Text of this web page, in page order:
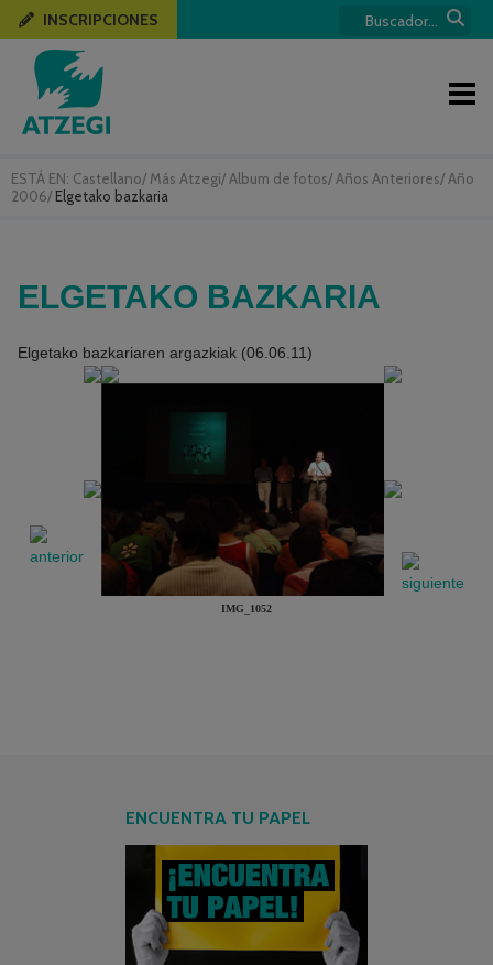
ESTÁ EN: Castellano/ Más Atzegi/ Album de fotos/ Años Anteriores/ Año
2006/ Elgetako bazkaria
INSCRIPCIONES
ELGETAKO BAZKARIA
Elgetako bazkariaren argazkiak (06.06.11)
IMG_1052
ENCUENTRA TU PAPEL